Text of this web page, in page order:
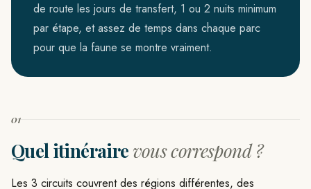
de route les jours de transfert, 1 ou 2 nuits minimum
par étape, et assez de temps dans chaque parc
pour que la faune se montre vraiment.
01
Quel itinéraire vous correspond ?
Les 3 circuits couvrent des régions différentes, des